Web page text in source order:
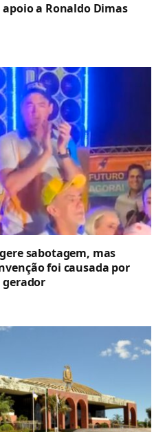
a Ronaldo Dimas
sabotagem, mas
foi causada por